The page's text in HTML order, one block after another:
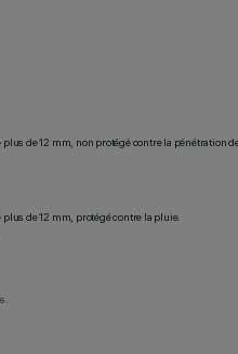
de 12 mm, non protégé contre la pénétration
de 12 mm, protégé contre la pluie.